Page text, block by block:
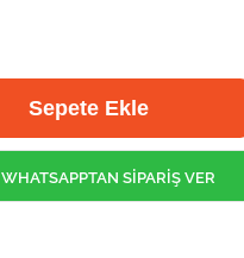
WHATSAPPTAN SİPARİŞ VER